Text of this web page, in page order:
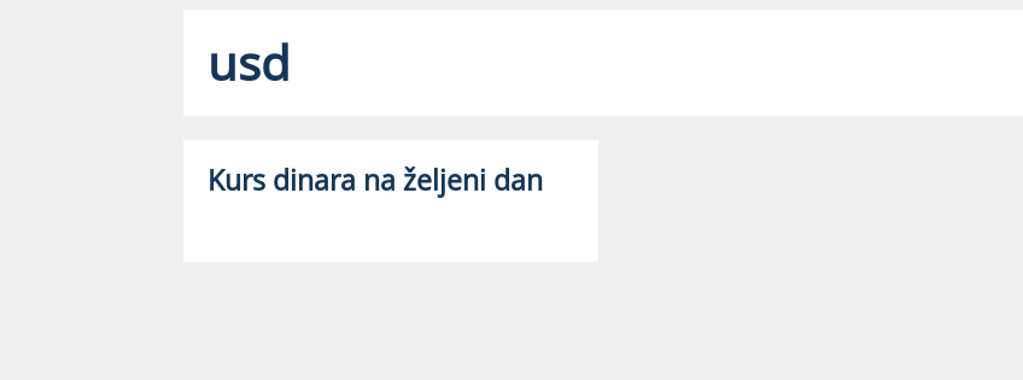
usd
Kurs dinara na željeni dan